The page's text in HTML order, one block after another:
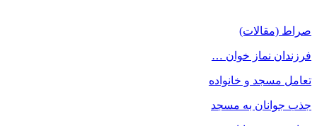
صراط (مقالات)
فرزندان نماز خوان …
تعامل مسجد و خانواده
جذب جوانان به مسجد